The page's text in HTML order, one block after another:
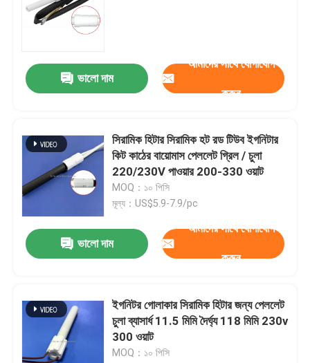
ভালো দাম
আমাদের সাথে যোগাযোগ
করুন
সিরামিক হিটার সিরামিক হট রড টিউব ইগনিটার
কিট কাঠের বায়োমাস পেললেট গ্রিল / চুলা
220/230V পাওয়ার 200-330 ওয়াট
MOQ：১০ পিসি
মূল্য：US$5.9-7.9/pc
ভালো দাম
আমাদের সাথে যোগাযোগ
করুন
ইগনিটর গোলাকার সিরামিক হিটার জন্য পেললেট
চুলা ব্যাসার্ধ 11.5 মিমি দৈর্ঘ্য 118 মিমি 230v
300 ওয়াট
MOQ：১০ পিসি